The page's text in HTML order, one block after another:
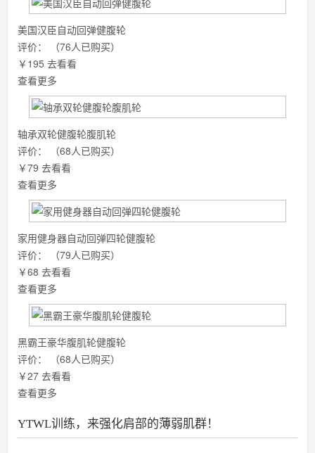
美国汉臣自动回弹健腹轮
评价：
（76人已购买）
￥195 去看看
查看更多
轴承双轮健腹轮腹肌轮
评价：
（68人已购买）
￥79 去看看
查看更多
家用健身器自动回弹四轮健腹轮
评价：
（79人已购买）
￥68 去看看
查看更多
黑霸王豪华腹肌轮健腹轮
评价：
（68人已购买）
￥27 去看看
查看更多
YTWL训练，来强化肩部的薄弱肌群！